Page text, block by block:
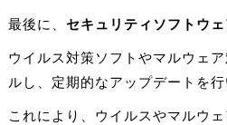
最後に、 セキュリティソフトウ
ウイルス対策ソフトやマルウェ
ルし、定期的なアップデートを行
これにより、ウイルスやマルウ